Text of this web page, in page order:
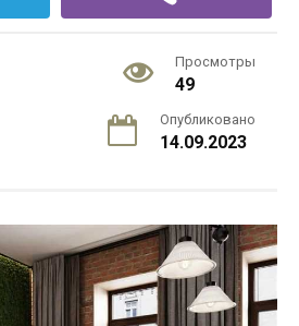
Просмотры
49
Опубликовано
14.09.2023